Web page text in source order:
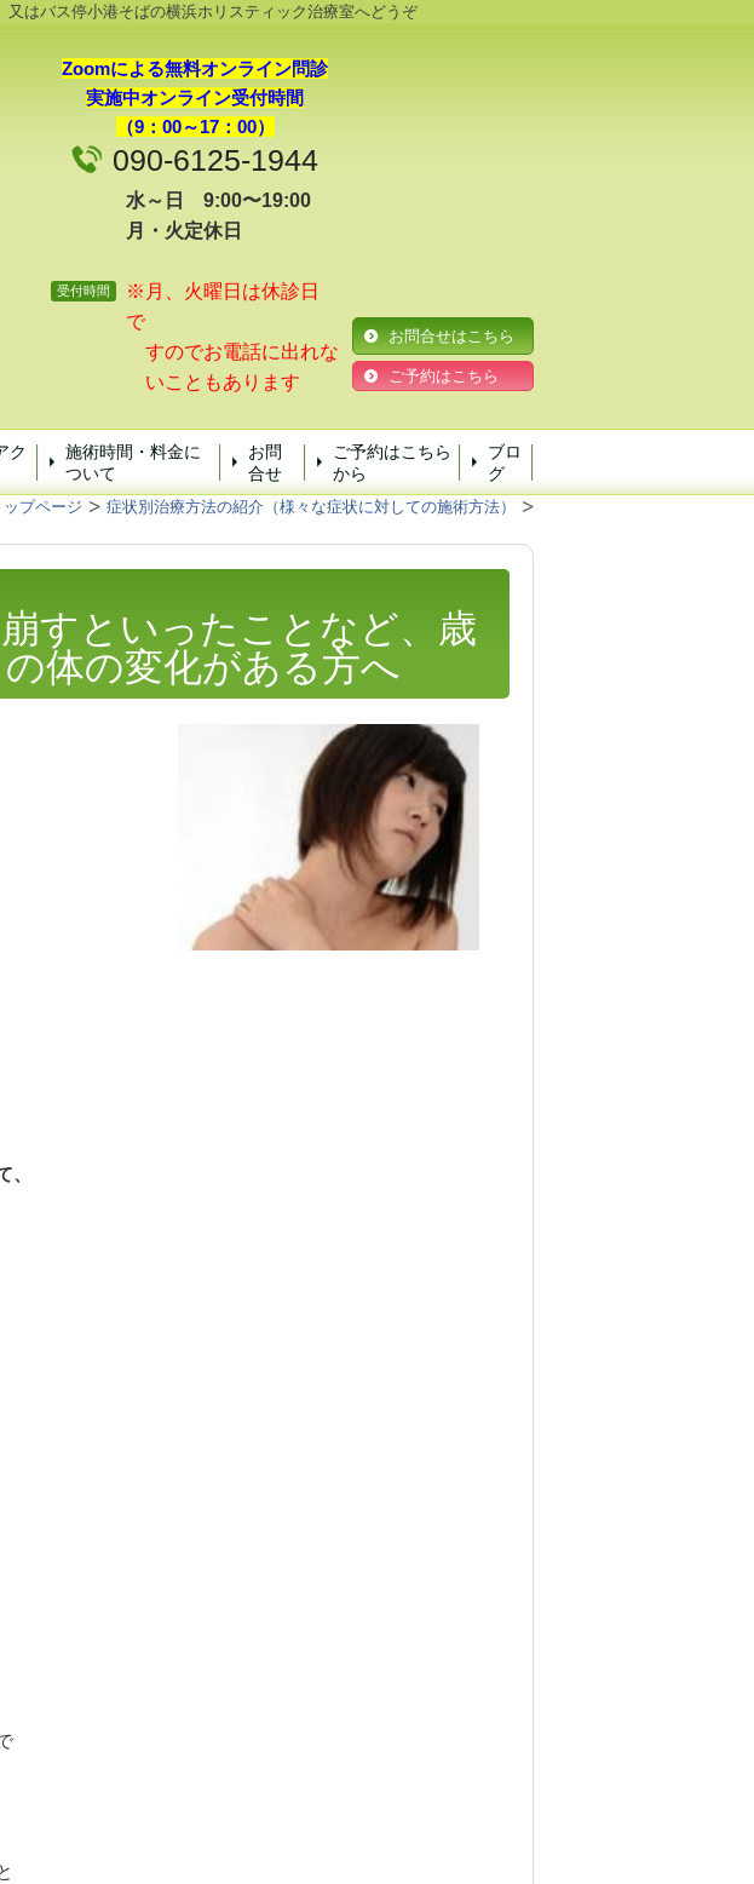
はバス停小港そばの横浜ホリスティック治療室へどうぞ
Zoomによる無料オンライン問診
実施中オンライン受付時間
（9：00～17：00）
090-6125-1944
受付時間
水～日 9:00〜19:00
月・火定休日
※月、火曜日は休診日
で
すのでお電話に出れな
いこともあります
お問合せはこちら
ご予約はこちら
ク
施術時間・料金に
ついて
お問
合せ
ご予約はこちら
から
ブロ
グ
ップページ 症状別治療方法の紹介（様々な症状に対しての施術方法）
すといったことなど、歳
体の変化がある方へ
、